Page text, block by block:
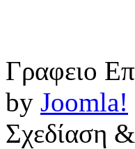
Γραφειο
by Joomla!
Σχεδίαση